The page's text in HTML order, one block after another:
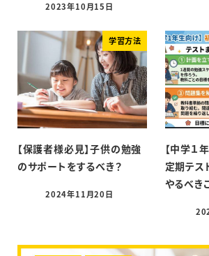
2023年10月15日
学習方法
【保護者様必見】子供の勉強
のサポートをするべき？
2024年11月20日
【中学１
定期テス
やるべき